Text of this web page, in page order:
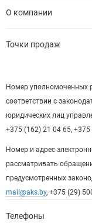
О компании
Точки продаж
Номер уполномоченных
соответствии с
юридических лиц
+375 (162) 21 04 65,
Номер и адрес
рассматривать
предусмотренных
mail@aks.by, +375 (29)
Телефоны